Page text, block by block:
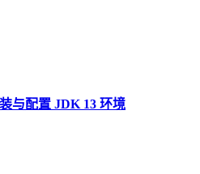
与配置 JDK 13 环境